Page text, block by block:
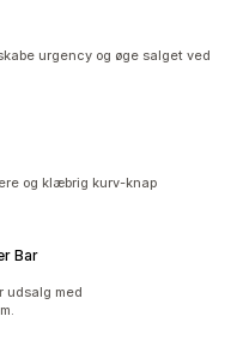
urgency og øge salget ved
og klæbrig kurv-knap
Bar
udsalg med